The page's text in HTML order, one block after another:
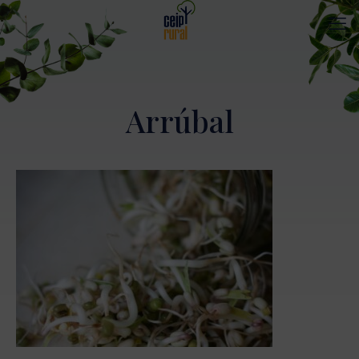
Arrúbal